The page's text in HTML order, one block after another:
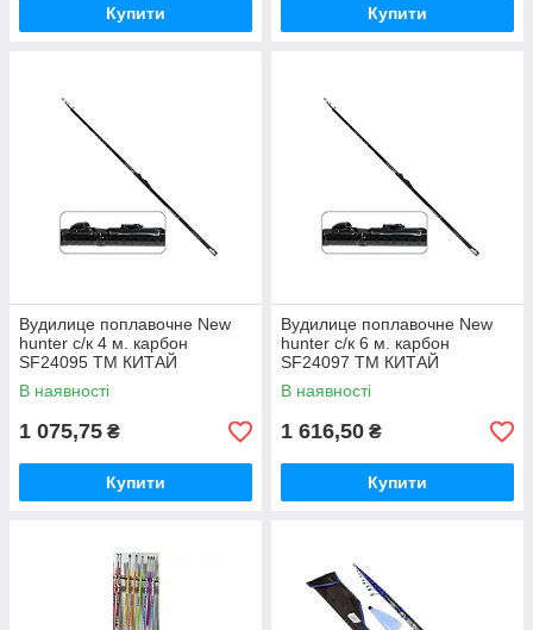
Купити Купити
Вудилице поплавочне New
hunter с/к 4 м. карбон
SF24095 ТМ КИТАЙ
В наявності
1 075,75 ₴
Купити
Вудилице поплавочне New
hunter с/к 6 м. карбон
SF24097 ТМ КИТАЙ
В наявності
1 616,50 ₴
Купити